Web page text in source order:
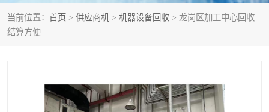
当前位置： 首页 > 供应商机 > 机器设备回收 > 龙岗区加工中心回收
结算方便